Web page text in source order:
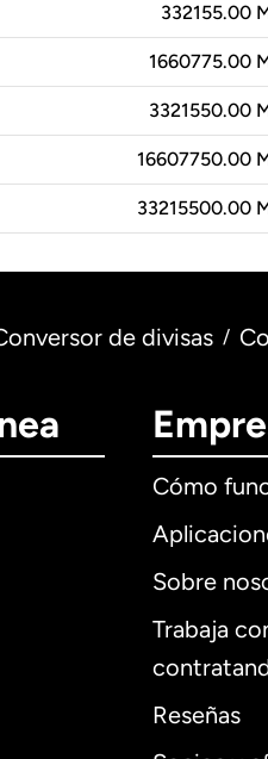
332155.00
1660775.00
3321550.00
16607750.00
33215500.00
de divisas /
Cómo
Sobre
Trabaja
Reseñas